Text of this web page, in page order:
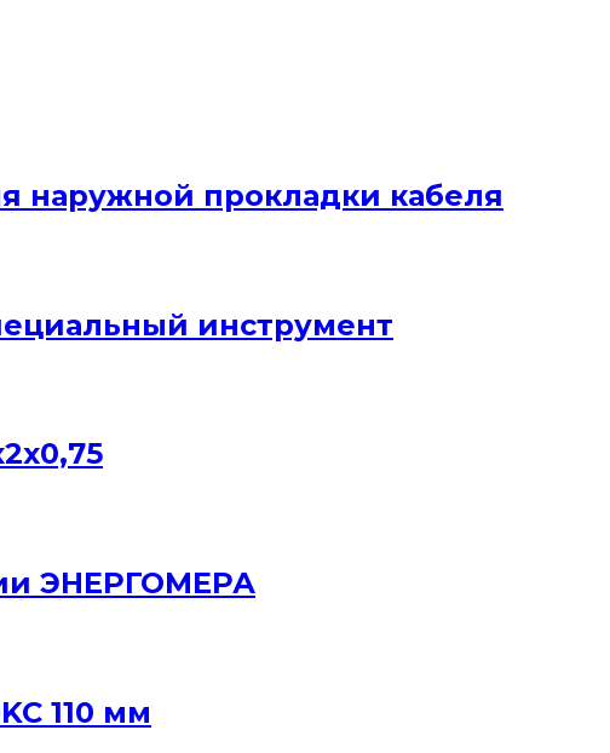
наружной прокладки кабеля
инструмент
ЭНЕРГОМЕРА
110 мм